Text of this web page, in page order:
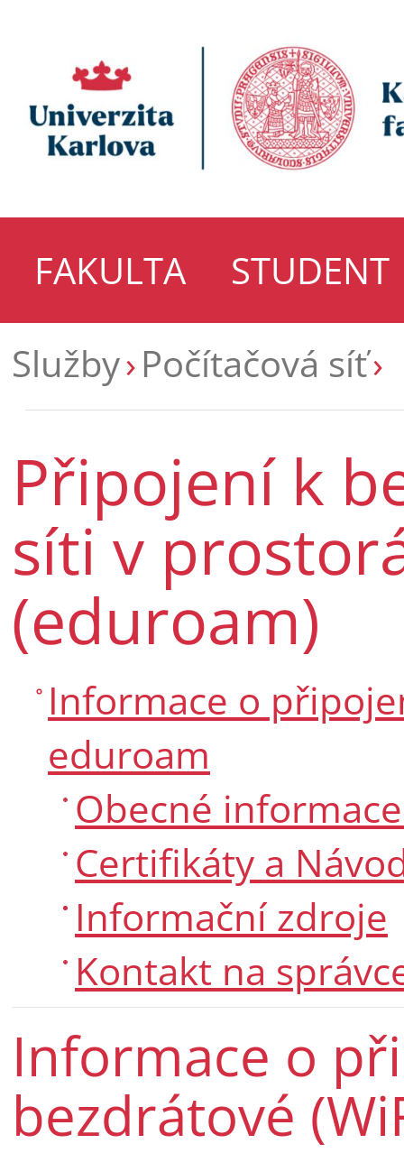
FAKULTA
STUDENT
Služby Počítačová síť
Připojení k
síti v
(eduroam)
Informace o
eduroam
Obecné
Certifikáty a
Informační zdroje
Kontakt na
Informace o
bezdrátové